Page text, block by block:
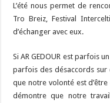
L’été nous permet de
Tro Breiz, Festival
d’échanger avec eux.
Si AR GEDOUR est parfois
parfois des désaccords sur
que notre volonté est
démontre que notre